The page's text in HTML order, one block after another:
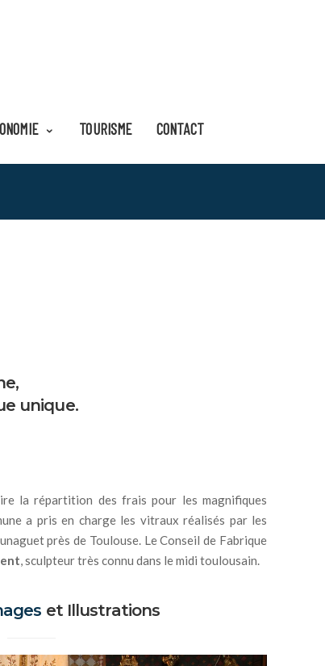
TOURISME CONTACT
unique.
la répartition des frais pour les magnifiques
a pris en charge les vitraux réalisés par les
près de Toulouse. Le Conseil de Fabrique
, sculpteur très connu dans le midi toulousain.
et Illustrations